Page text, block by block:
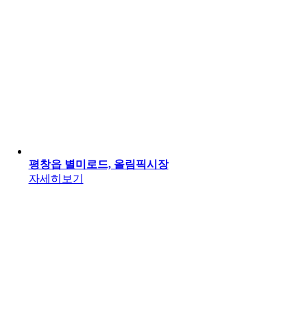
평창읍 별미로드, 올림픽시장
자세히보기